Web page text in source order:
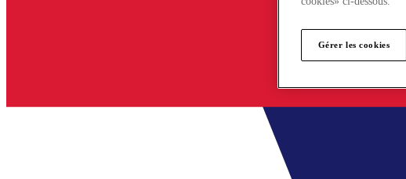
Gérer les cookies